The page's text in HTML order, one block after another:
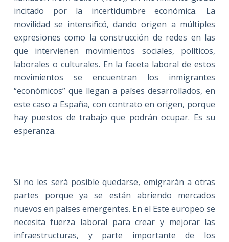
incitado por la incertidumbre económica. La
movilidad se intensificó, dando origen a múltiples
expresiones como la construcción de redes en las
que intervienen movimientos sociales, políticos,
laborales o culturales. En la faceta laboral de estos
movimientos se encuentran los inmigrantes
“económicos” que llegan a países desarrollados, en
este caso a España, con contrato en origen, porque
hay puestos de trabajo que podrán ocupar. Es su
esperanza.
Si no les será posible quedarse, emigrarán a otras
partes porque ya se están abriendo mercados
nuevos en países emergentes. En el Este europeo se
necesita fuerza laboral para crear y mejorar las
infraestructuras, y parte importante de los